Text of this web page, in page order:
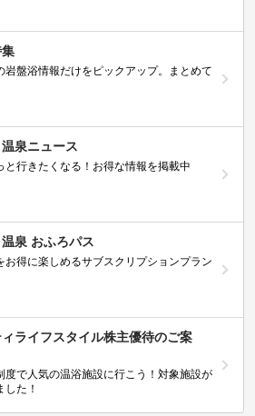
岩盤浴情報だけをピックアップ。まとめて
泉ニュース
と行きたくなる！お得な情報を掲載中
泉 おふろパス
お得に楽しめるサブスクリプションプラン
ィライフスタイル株主優待のご案
度で人気の温浴施設に行こう！対象施設が
した！